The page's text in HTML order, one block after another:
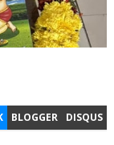
BLOGGER DISQUS